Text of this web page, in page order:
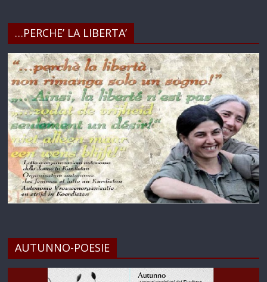
…PERCHE’ LA LIBERTA’
AUTUNNO-POESIE